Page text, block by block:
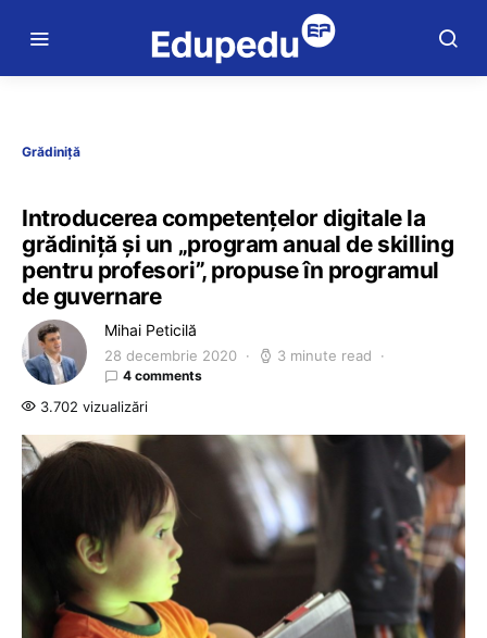
Grădiniță
Introducerea competențelor digitale la
grădiniță și un „program anual de skilling
pentru profesori”, propuse în programul
de guvernare
Mihai Peticilă
28 decembrie 2020 3 minute read
4 comments
3.702 vizualizări